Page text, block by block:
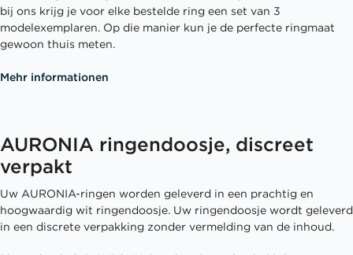
bij ons krijg je voor elke bestelde ring een set van 3
modelexemplaren. Op die manier kun je de perfecte ringmaat
gewoon thuis meten.
Mehr informationen
AURONIA ringendoosje, discreet
verpakt
Uw AURONIA-ringen worden geleverd in een prachtig en
hoogwaardig wit ringendoosje. Uw ringendoosje wordt geleverd
in een discrete verpakking zonder vermelding van de inhoud.